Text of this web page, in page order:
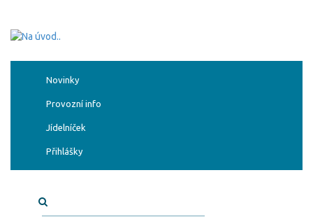
Novinky
Provozní info
Jídelníček
Přihlášky